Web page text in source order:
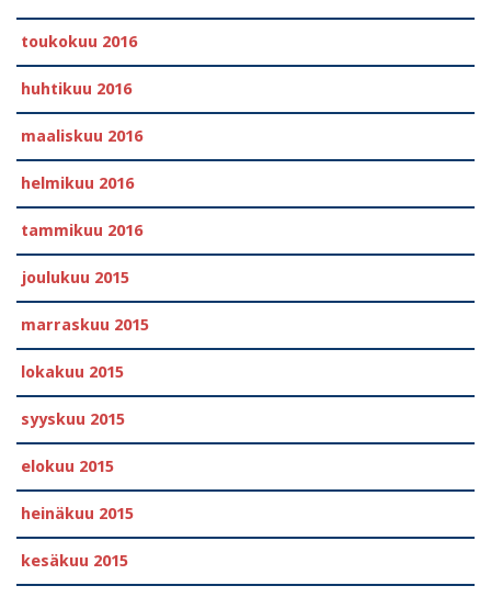
toukokuu 2016
huhtikuu 2016
maaliskuu 2016
helmikuu 2016
tammikuu 2016
joulukuu 2015
marraskuu 2015
lokakuu 2015
syyskuu 2015
elokuu 2015
heinäkuu 2015
kesäkuu 2015